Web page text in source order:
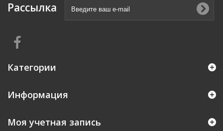
Рассылка
Категории
Информация
Моя учетная запись